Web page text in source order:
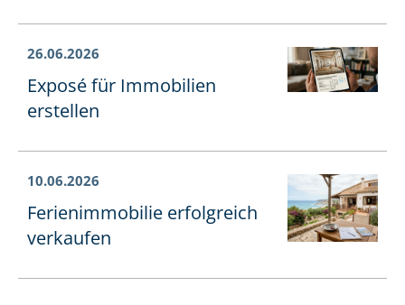
26.06.2026
Exposé für Immobilien
erstellen
10.06.2026
Ferienimmobilie erfolgreich
verkaufen